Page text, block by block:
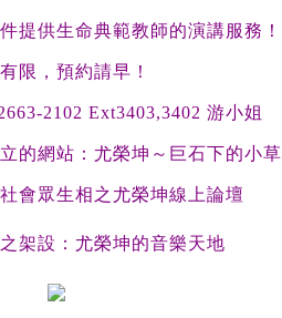
提供生命典範教師的演講服務！
限，預約請早！
2102 Ext3403,3402 游小姐
的網站： 尤榮坤～巨石下的小草
會眾生相之尤榮坤線上論壇
架設： 尤榮坤的音樂天地